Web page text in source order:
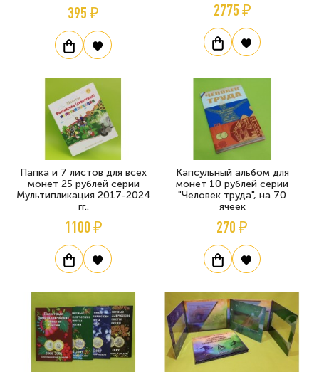
395 ₽ 2775 ₽
Папка и 7 листов для всех
монет 25 рублей серии
Мультипликация 2017-2024
гг..
1100 ₽
Капсульный альбом для
монет 10 рублей серии
"Человек труда", на 70
ячеек
270 ₽